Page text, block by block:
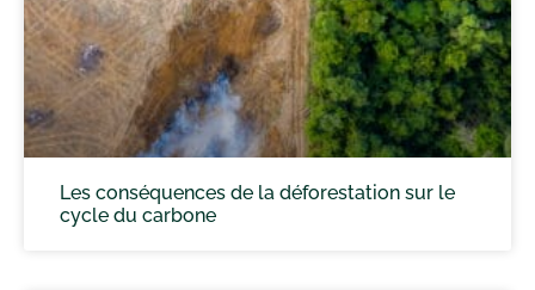
Les conséquences de la déforestation sur le
cycle du carbone